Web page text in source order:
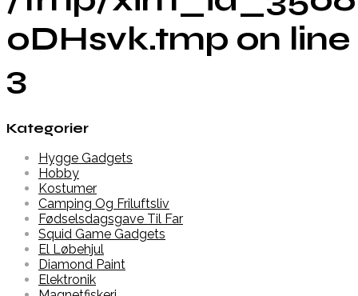
0DHsvk.tmp on line
3
Kategorier
Hygge Gadgets
Hobby
Kostumer
Camping Og Friluftsliv
Fødselsdagsgave Til Far
Squid Game Gadgets
El Løbehjul
Diamond Paint
Elektronik